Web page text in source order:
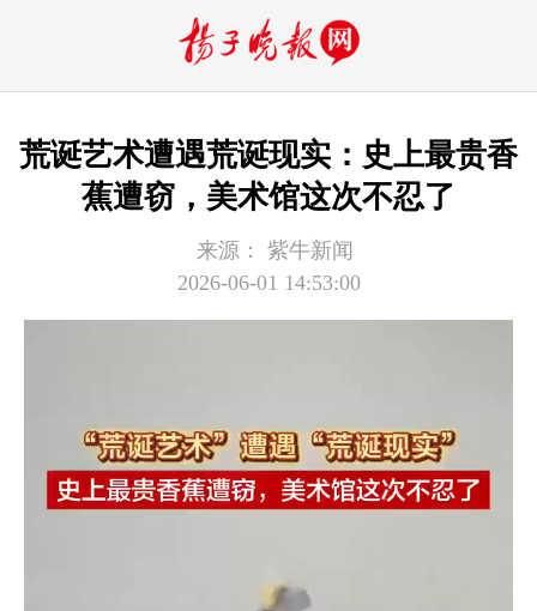
荒诞艺术遭遇荒诞现实：史上最贵香
蕉遭窃，美术馆这次不忍了
来源：
紫牛新闻
2026-06-01 14:53:00